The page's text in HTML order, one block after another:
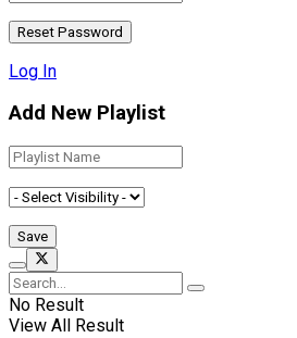
Log In
Add New Playlist
No Result
View All Result